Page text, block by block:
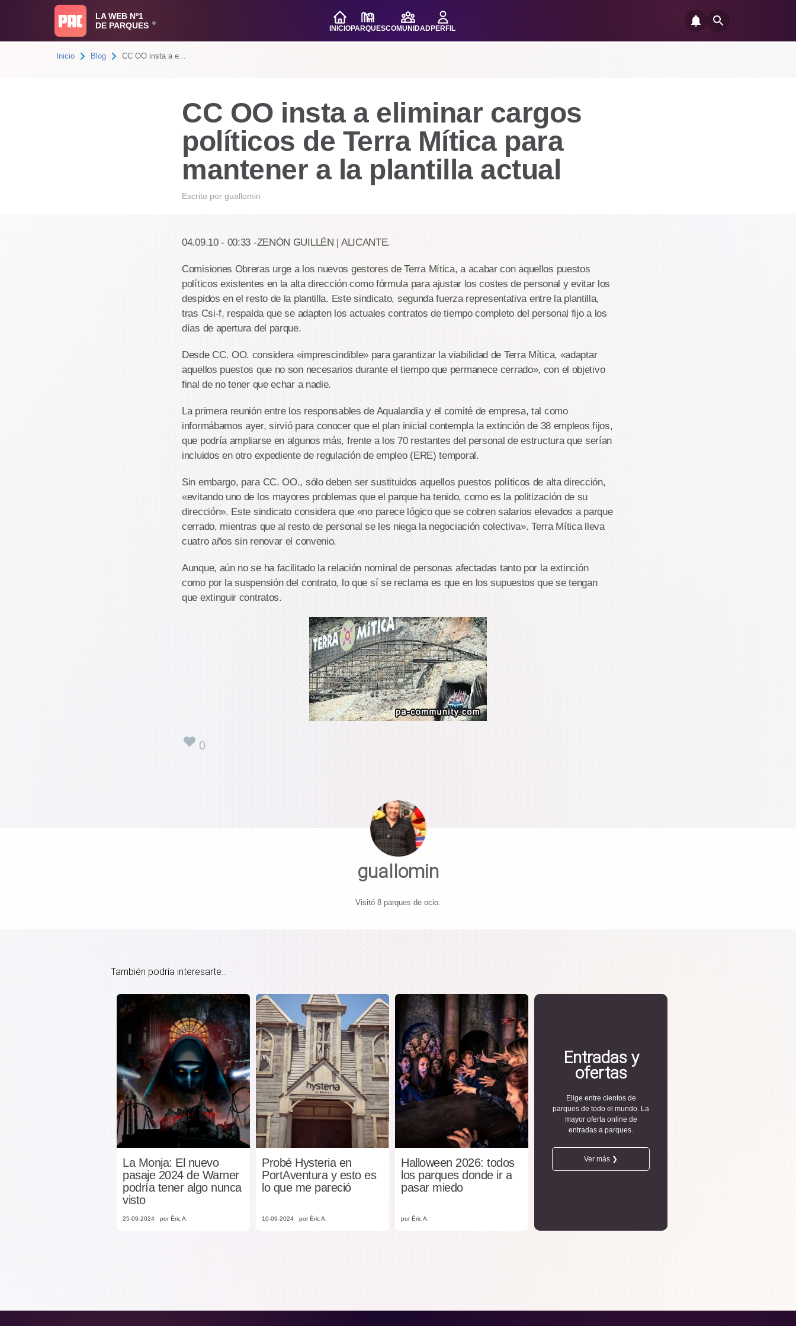
LA WEB Nº1
DE PARQUES
®
INICIOPARQUESCOMUNIDADPERFIL
Inicio Blog CC OO insta a e...
CC OO insta a eliminar cargos
políticos de Terra Mítica para
mantener a la plantilla actual
Escrito por guallomin
04.09.10 - 00:33 -ZENÓN GUILLÉN | ALICANTE.
Comisiones Obreras urge a los nuevos gestores de Terra Mítica, a acabar con aquellos puestos
políticos existentes en la alta dirección como fórmula para ajustar los costes de personal y evitar los
despidos en el resto de la plantilla. Este sindicato, segunda fuerza representativa entre la plantilla,
tras Csi-f, respalda que se adapten los actuales contratos de tiempo completo del personal fijo a los
días de apertura del parque.
Desde CC. OO. considera «imprescindible» para garantizar la viabilidad de Terra Mítica, «adaptar
aquellos puestos que no son necesarios durante el tiempo que permanece cerrado», con el objetivo
final de no tener que echar a nadie.
La primera reunión entre los responsables de Aqualandia y el comité de empresa, tal como
informábamos ayer, sirvió para conocer que el plan inicial contempla la extinción de 38 empleos fijos,
que podría ampliarse en algunos más, frente a los 70 restantes del personal de estructura que serían
incluidos en otro expediente de regulación de empleo (ERE) temporal.
Sin embargo, para CC. OO., sólo deben ser sustituidos aquellos puestos políticos de alta dirección,
«evitando uno de los mayores problemas que el parque ha tenido, como es la politización de su
dirección». Este sindicato considera que «no parece lógico que se cobren salarios elevados a parque
cerrado, mientras que al resto de personal se les niega la negociación colectiva». Terra Mítica lleva
cuatro años sin renovar el convenio.
Aunque, aún no se ha facilitado la relación nominal de personas afectadas tanto por la extinción
como por la suspensión del contrato, lo que sí se reclama es que en los supuestos que se tengan
que extinguir contratos.
0
guallomin
Visitó 8 parques de ocio.
También podría interesarte...
La Monja: El nuevo
pasaje 2024 de Warner
podría tener algo nunca
visto
25-09-2024 por Éric A.
Probé Hysteria en
PortAventura y esto es
lo que me pareció
10-09-2024 por Éric A.
Halloween 2026: todos
los parques donde ir a
pasar miedo
por Éric A.
Entradas y
ofertas
Elige entre cientos de
parques de todo el mundo. La
mayor oferta online de
entradas a parques.
Ver más ❯